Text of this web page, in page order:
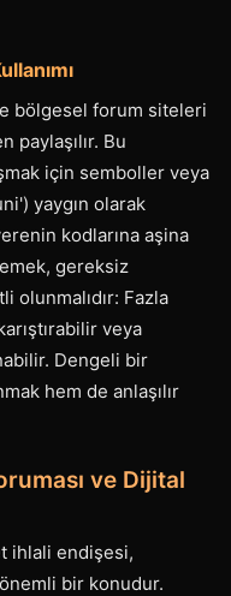
bölgesel forum siteleri
paylaşılır. Bu
için semboller veya
yaygın olarak
kodlarına aşina
gereksiz
olunmalıdır: Fazla
veya
Dengeli bir
hem de anlaşılır
ve Dijital
ihlali endişesi,
bir konudur.